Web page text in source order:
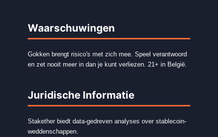
Waarschuwingen
Gokken brengt risico's met zich mee. Speel verantwoord
en zet nooit meer in dan je kunt verliezen. 21+ in België.
Juridische Informatie
Stakether biedt data-gedreven analyses over stablecoin-
weddenschappen.